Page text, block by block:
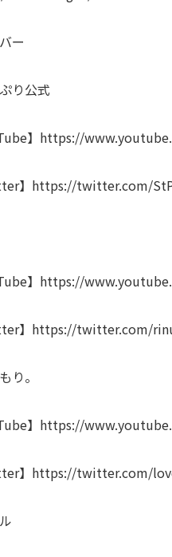
ー
り公式
】https://
】https://twitter.com/
】https://
】https://twitter.com/
り。
】https://
】https://twitter.com/